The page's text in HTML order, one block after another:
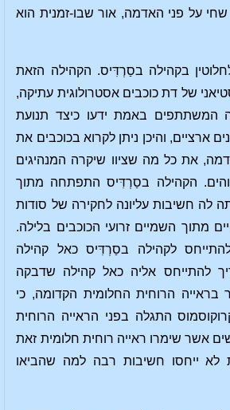
על פני האדמה, אור שבו-זמנית הוא
בקהילה בסַרְדִּיס. הקהילה הזאת
של דת כוכבים אסטרולוגית עתיקה,
המשתתפים באמת ידעו כיצד תנועת
ארציים, והיכן ניתן לקרוא בכוכבים את
את כל מה שציוו שיקרה המנהיגים
הקהילה בסַרְדִּיס התפתחה מתוך
לה חשיבות עליונה לחקירה של סודות
מתוך השמיים זרועי הכוכבים בלילה.
לקהילה בסַרְדִּיס כאל קהילה
להתייחס אליה כאל קהילה שדבקה
בראייה הרוחית החלומית הקדומה, כי
התגלה בפני הראייה הרוחית
אשר שימרו ראייה רוחית חלומית זאת
לא ייחסו חשיבות רבה למה שהביאו